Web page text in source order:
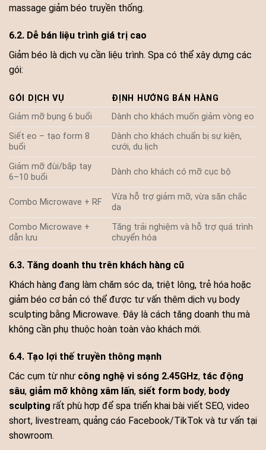
massage giảm béo truyền thống.
6.2. Dễ bán liệu trình giá trị cao
Giảm béo là dịch vụ cần liệu trình. Spa có thể xây dựng các
gói:
GÓI DỊCH VỤ
ĐỊNH HƯỚNG BÁN HÀNG
Giảm mỡ bụng 6 buổi
Dành cho khách muốn giảm vòng eo
Siết eo – tạo form 8
buổi
Dành cho khách chuẩn bị sự kiện,
cưới, du lịch
Giảm mỡ đùi/bắp tay
6–10 buổi
Dành cho khách có mỡ cục bộ
Combo Microwave + RF
Vừa hỗ trợ giảm mỡ, vừa săn chắc
da
Combo Microwave +
dẫn lưu
Tăng trải nghiệm và hỗ trợ quá trình
chuyển hóa
6.3. Tăng doanh thu trên khách hàng cũ
Khách hàng đang làm chăm sóc da, triệt lông, trẻ hóa hoặc
giảm béo cơ bản có thể được tư vấn thêm dịch vụ body
sculpting bằng Microwave. Đây là cách tăng doanh thu mà
không cần phụ thuộc hoàn toàn vào khách mới.
6.4. Tạo lợi thế truyền thông mạnh
Các cụm từ như công nghệ vi sóng 2.45GHz, tác động
sâu, giảm mỡ không xâm lấn, siết form body, body
sculpting rất phù hợp để spa triển khai bài viết SEO, video
short, livestream, quảng cáo Facebook/TikTok và tư vấn tại
showroom.